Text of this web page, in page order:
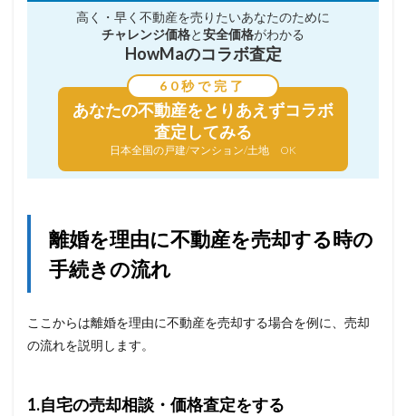
高く・早く不動産を売りたいあなたのために
チャレンジ価格と安全価格がわかる
HowMaのコラボ査定
60秒で完了
あなたの不動産をとりあえずコラボ
査定してみる
日本全国の戸建/マンション/土地 OK
離婚を理由に不動産を売却する時の
手続きの流れ
ここからは離婚を理由に不動産を売却する場合を例に、売却
の流れを説明します。
1.自宅の売却相談・価格査定をする